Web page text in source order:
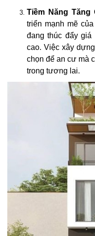
Tiềm Năng Tăng
triển mạnh mẽ
đang thúc đẩy giá
cao. Việc xây
chọn để an cư mà
trong tương lai.